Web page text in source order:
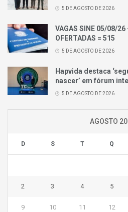
5 DE AGOSTO DE 2026
VAGAS SINE 05/08/26
OFERTADAS = 515
5 DE AGOSTO DE 2026
Hapvida destaca
nascer’ em fórum
5 DE AGOSTO DE 2026
AGOSTO
D S T Q
2 3 4 5
9 10 11 12